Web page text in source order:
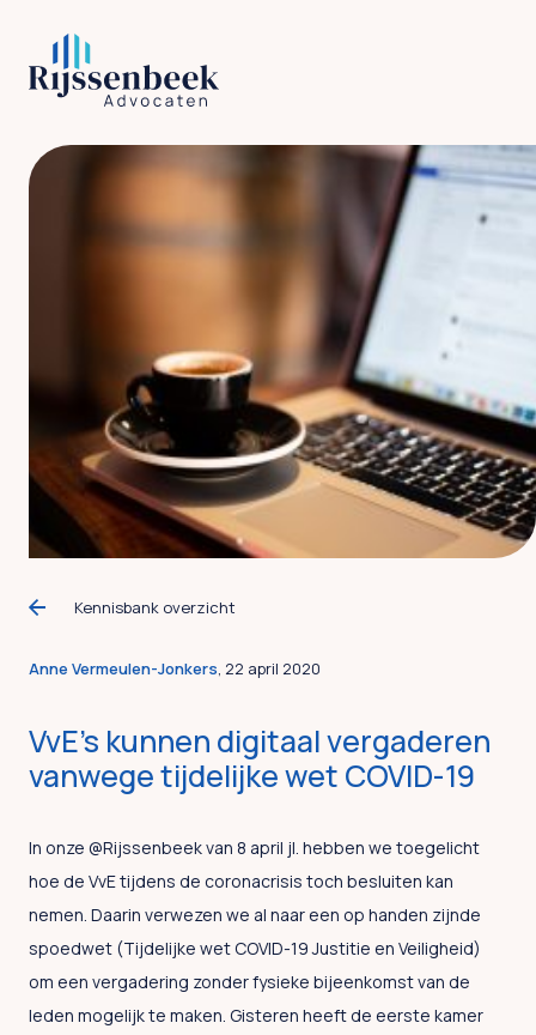
Kennisbank overzicht
Anne Vermeulen-Jonkers, 22 april 2020
VvE’s kunnen digitaal vergaderen
vanwege tijdelijke wet COVID-19
In onze @Rijssenbeek van 8 april jl. hebben we toegelicht
hoe de VvE tijdens de coronacrisis toch besluiten kan
nemen. Daarin verwezen we al naar een op handen zijnde
spoedwet (Tijdelijke wet COVID-19 Justitie en Veiligheid)
om een vergadering zonder fysieke bijeenkomst van de
leden mogelijk te maken. Gisteren heeft de eerste kamer